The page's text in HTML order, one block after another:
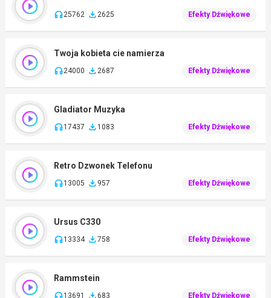
25762 2625 Efekty Dźwiękowe
Twoja kobieta cie namierza
24000 2687 Efekty Dźwiękowe
Gladiator Muzyka
17437 1083 Efekty Dźwiękowe
Retro Dzwonek Telefonu
13005 957 Efekty Dźwiękowe
Ursus C330
13334 758 Efekty Dźwiękowe
Rammstein
13691 683 Efekty Dźwiękowe